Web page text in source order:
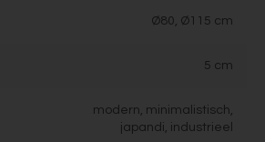
Ø80, Ø115 cm
5 cm
modern, minimalistisch,
japandi, industrieel